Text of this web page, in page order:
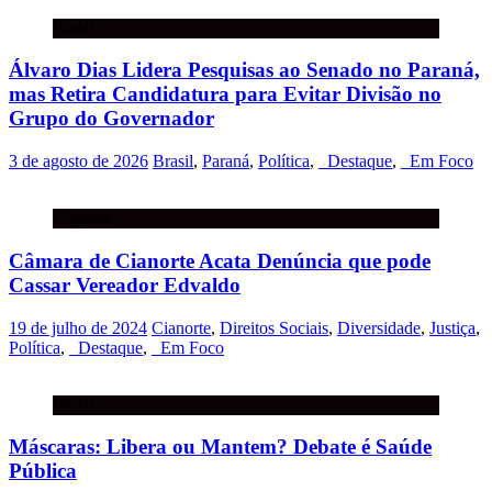
Álvaro Dias Lidera Pesquisas ao Senado no Paraná,
mas Retira Candidatura para Evitar Divisão no
Grupo do Governador
3 de agosto de 2026 Brasil, Paraná, Política, _Destaque, _Em Foco
Câmara de Cianorte Acata Denúncia que pode
Cassar Vereador Edvaldo
19 de julho de 2024 Cianorte, Direitos Sociais, Diversidade, Justiça,
Política, _Destaque, _Em Foco
Máscaras: Libera ou Mantem? Debate é Saúde
Pública